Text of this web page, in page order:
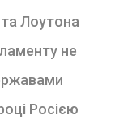
Лоутона
не
Росією